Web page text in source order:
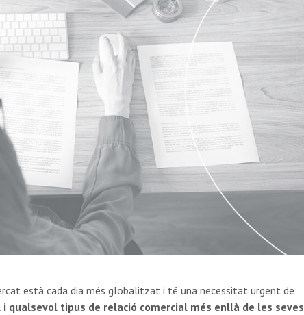
està cada dia més globalitzat i té una necessitat urgent de
qualsevol tipus de relació comercial més enllà de les seves